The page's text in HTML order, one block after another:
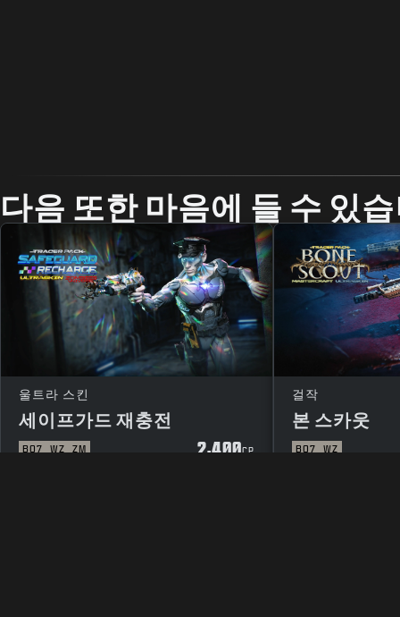
다음 또한 마음에 들 수 있
울트라 스킨
세이프가드 재충전
BO7 WZ ZM 2,400CP
걸작
본 스카웃
BO7 WZ